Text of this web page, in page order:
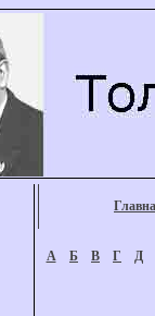
А Б В Г Д